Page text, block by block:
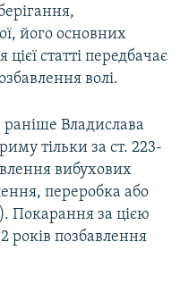
його основних
статті передбачає
волі.
Владислава
тільки за ст. 223-
вибухових
переробка або
Покарання за цією
років позбавлення